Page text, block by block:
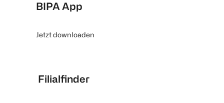
BIPA App
Jetzt downloaden
Filialfinder